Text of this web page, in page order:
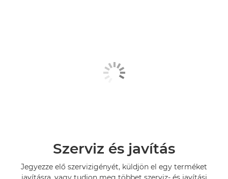
Szerviz és javítás
Jegyezze elő szervizigényét, küldjön el egy terméket